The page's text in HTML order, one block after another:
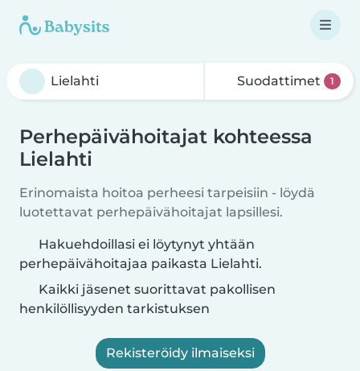
Suodattimet 1
Perhepäivähoitajat kohteessa
Lielahti
Erinomaista hoitoa perheesi tarpeisiin - löydä
luotettavat perhepäivähoitajat lapsillesi.
Hakuehdoillasi ei löytynyt yhtään
perhepäivähoitajaa paikasta Lielahti.
Kaikki jäsenet suorittavat pakollisen
henkilöllisyyden tarkistuksen
Rekisteröidy ilmaiseksi